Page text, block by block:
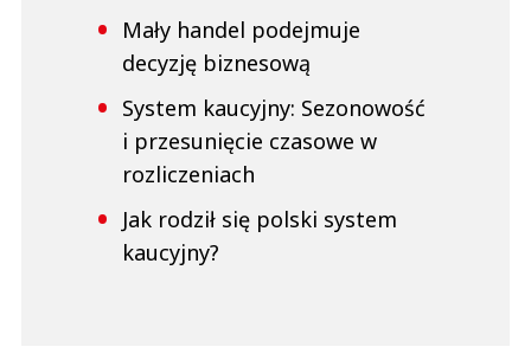
Mały handel podejmuje
decyzję biznesową
System kaucyjny: Sezonowość
i przesunięcie czasowe w
rozliczeniach
Jak rodził się polski system
kaucyjny?